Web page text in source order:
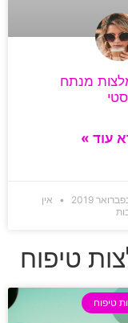
מנתח
עוד »
אין
טיפוח
טיפוח